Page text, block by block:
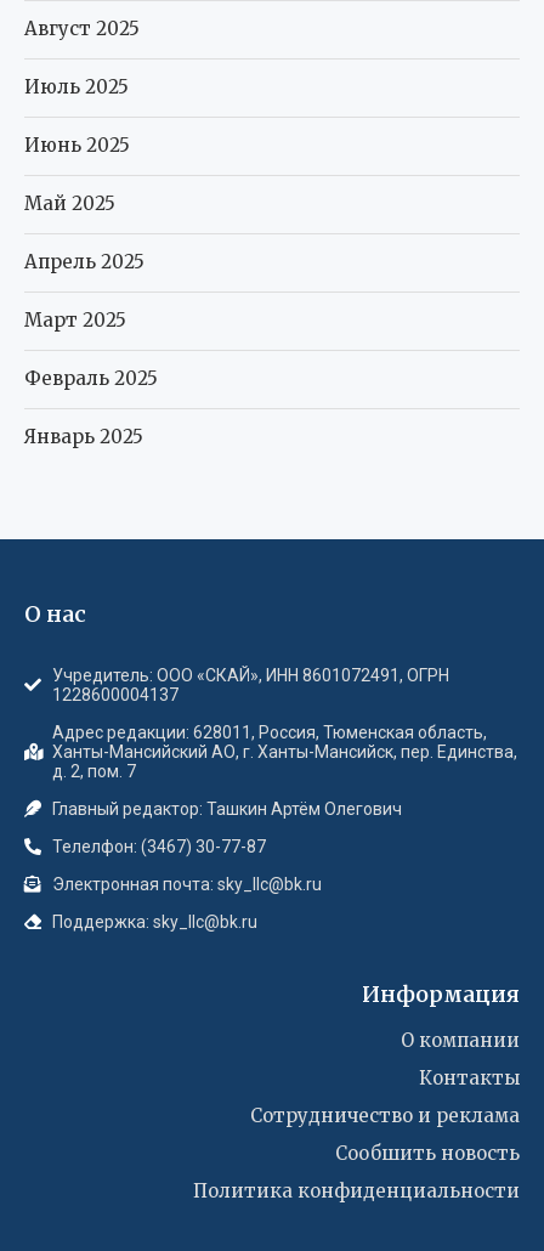
Август 2025
Июль 2025
Июнь 2025
Май 2025
Апрель 2025
Март 2025
Февраль 2025
Январь 2025
О нас
Учредитель: ООО «СКАЙ», ИНН 8601072491, ОГРН
1228600004137
Адрес редакции: 628011, Россия, Тюменская область,
Ханты-Мансийский АО, г. Ханты-Мансийск, пер. Единства,
д. 2, пом. 7
Главный редактор: Ташкин Артём Олегович
Телелфон: (3467) 30-77-87
Электронная почта: sky_llc@bk.ru
Поддержка: sky_llc@bk.ru
Информация
О компании
Контакты
Сотрудничество и реклама
Сообшить новость
Политика конфиденциальности